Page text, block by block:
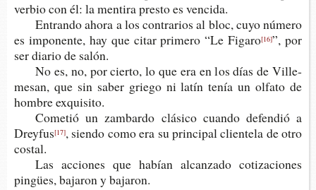
ver­bio con él: la men­ti­ra pres­to es vencida.
Entran­do ahora a los con­tra­rios al bloc, cuyo núme­ro
es impo­nen­te, hay que citar pri­me­ro “Le Figaro[16]”, por
ser dia­rio de salón.
No es, no, por cier­to, lo que era en los días de Ville­
me­san, que sin saber grie­go ni latín tenía un olfa­to de
hom­bre exquisito.
Come­tió un zam­bar­do clá­si­co cuan­do defen­dió a
Dreyfus[17], sien­do como era su prin­ci­pal clien­te­la de otro
costal.
Las accio­nes que habían alcan­za­do coti­za­cio­nes
pingües, baja­ron y bajaron.